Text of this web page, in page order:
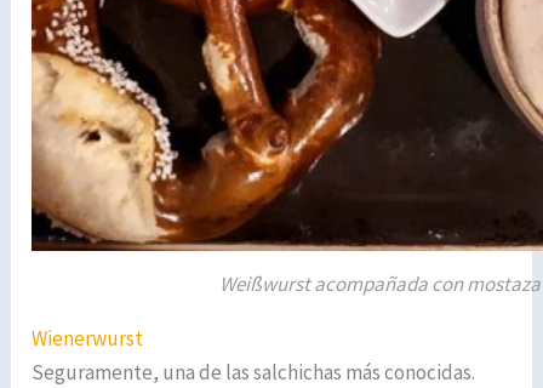
Weißwurst acompañada con
Wienerwurst
Seguramente, una de las salchichas más conocidas.